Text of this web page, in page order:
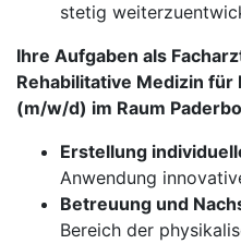
stetig
Ihre Aufgaben als
Rehabilitative Medizin
(m/w/d) im Raum
Erstellung
Anwendung
Betreuung und
Bereich der